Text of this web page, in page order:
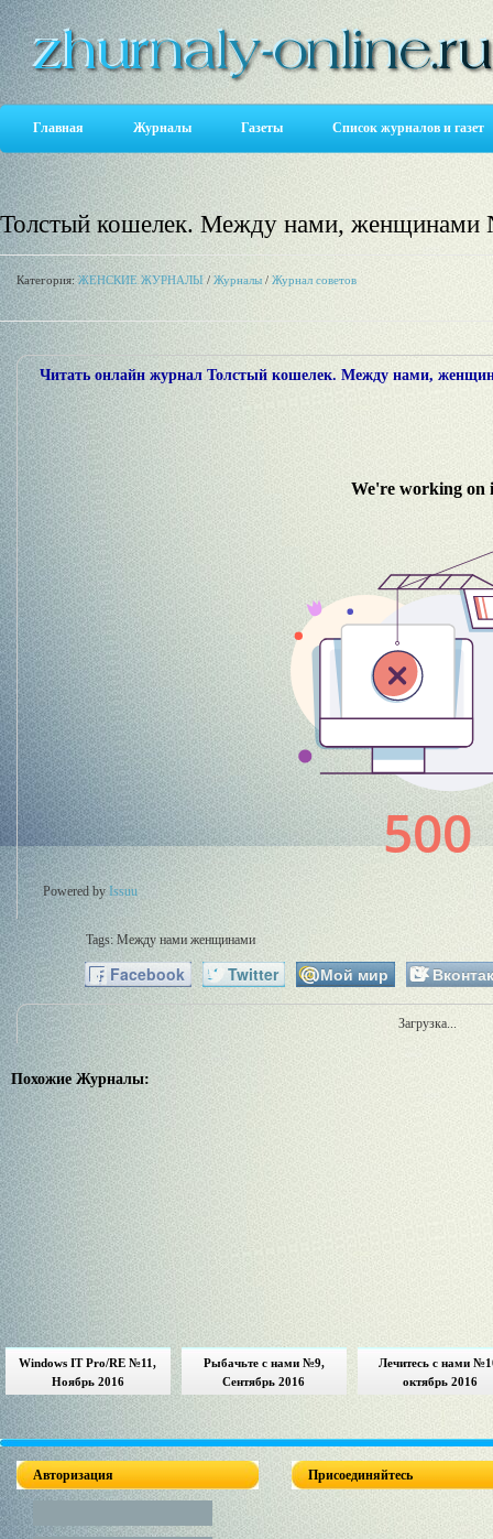
Главная Журналы Газеты Список журналов и газет
Толстый кошелек. Между нами, женщинами
Категория:ЖЕНСКИЕ ЖУРНАЛЫ / Журналы / Журнал советов
Читать онлайн журнал Толстый кошелек. Между нами,
Powered byIssuu
Tags:Между нами женщинами
Facebook Twitter Мой мир
Загрузка...
Похожие Журналы:
Windows IT Pro/RE №11,
Ноябрь 2016
Рыбачьте с нами №9,
Сентябрь 2016
Лечитесь с нами
октябрь 2016
Авторизация Присоединяйтесь